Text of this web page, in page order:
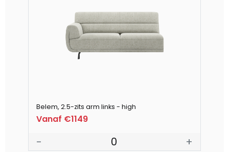
Belem, 2.5-zits arm links - high
Vanaf €1149
- 0 +